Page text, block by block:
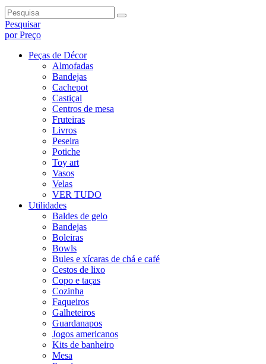
Pesquisar
por Preço
Peças de Décor
Almofadas
Bandejas
Cachepot
Castiçal
Centros de mesa
Fruteiras
Livros
Peseira
Potiche
Toy art
Vasos
Velas
VER TUDO
Utilidades
Baldes de gelo
Bandejas
Boleiras
Bowls
Bules e xícaras de chá e café
Cestos de lixo
Copo e taças
Cozinha
Faqueiros
Galheteiros
Guardanapos
Jogos americanos
Kits de banheiro
Mesa